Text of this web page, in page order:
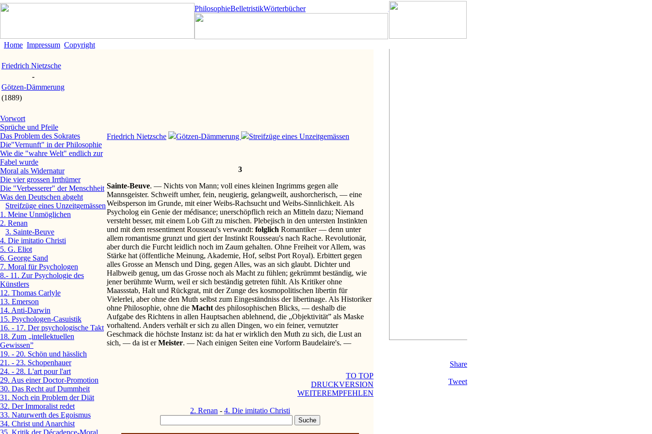
Share
Tweet
PhilosophieBelletristikWörterbücher
Home Impressum Copyright
Friedrich Nietzsche
-
Götzen-Dämmerung
(1889)
Vorwort
Sprüche und Pfeile
Das Problem des Sokrates
Die"Vernunft" in der Philosophie
Wie die "wahre Welt" endlich zur
Fabel wurde
Moral als Widernatur
Die vier grossen Irrthümer
Die "Verbesserer" der Menschheit
Was den Deutschen abgeht
Streifzüge eines Unzeitgemässen
1. Meine Unmöglichen
2. Renan
3. Sainte-Beuve
4. Die imitatio Christi
5. G. Eliot
6. George Sand
7. Moral für Psychologen
8.- 11. Zur Psychologie des
Künstlers
12. Thomas Carlyle
13. Emerson
14. Anti-Darwin
15. Psychologen-Casuistik
16. - 17. Der psychologische Takt
18. Zum „intellektuellen
Gewissen”
19. - 20. Schön und hässlich
21. - 23. Schopenhauer
24. - 28. L'art pour l'art
29. Aus einer Doctor-Promotion
30. Das Recht auf Dummheit
31. Noch ein Problem der Diät
32. Der Immoralist redet
33. Naturwerth des Egoismus
34. Christ und Anarchist
35. Kritik der Décadence-Moral
Friedrich Nietzsche Götzen-Dämmerung Streifzüge eines Unzeitgemässen
3
Sainte-Beuve. — Nichts von Mann; voll eines kleinen Ingrimms gegen alle
Mannsgeister. Schweift umher, fein, neugierig, gelangweilt, aushorcherisch, — eine
Weibsperson im Grunde, mit einer Weibs-Rachsucht und Weibs-Sinnlichkeit. Als
Psycholog ein Genie der médisance; unerschöpflich reich an Mitteln dazu; Niemand
versteht besser, mit einem Lob Gift zu mischen. Plebejisch in den untersten Instinkten
und mit dem ressentiment Rousseau's verwandt: folglich Romantiker — denn unter
allem romantisme grunzt und giert der Instinkt Rousseau's nach Rache. Revolutionär,
aber durch die Furcht leidlich noch im Zaum gehalten. Ohne Freiheit vor Allem, was
Stärke hat (öffentliche Meinung, Akademie, Hof, selbst Port Royal). Erbittert gegen
alles Grosse an Mensch und Ding, gegen Alles, was an sich glaubt. Dichter und
Halbweib genug, um das Grosse noch als Macht zu fühlen; gekrümmt beständig, wie
jener berühmte Wurm, weil er sich beständig getreten fühlt. Als Kritiker ohne
Maassstab, Halt und Rückgrat, mit der Zunge des kosmopolitischen libertin für
Vielerlei, aber ohne den Muth selbst zum Eingeständniss der libertinage. Als Historiker
ohne Philosophie, ohne die Macht des philosophischen Blicks, — deshalb die
Aufgabe des Richtens in allen Hauptsachen ablehnend, die „Objektivität” als Maske
vorhaltend. Anders verhält er sich zu allen Dingen, wo ein feiner, vernutzter
Geschmack die höchste Instanz ist: da hat er wirklich den Muth zu sich, die Lust an
sich, — da ist erMeister. — Nach einigen Seiten eine Vorform Baudelaire's. —
TO TOP
DRUCKVERSION
WEITEREMPFEHLEN
2. Renan - 4. Die imitatio Christi